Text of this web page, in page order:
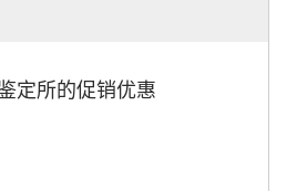
定所的促销优惠